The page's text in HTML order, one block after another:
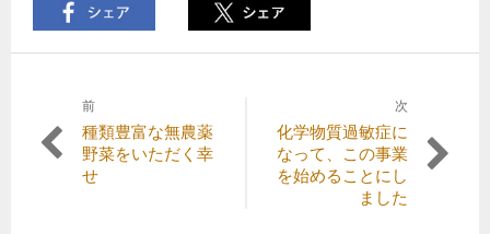
稿
前
前
の
記
種類豊富な無農薬
野菜をいただく幸
せ
次
次化学物質過敏症に
なって、この事業
を始めることにし
ました